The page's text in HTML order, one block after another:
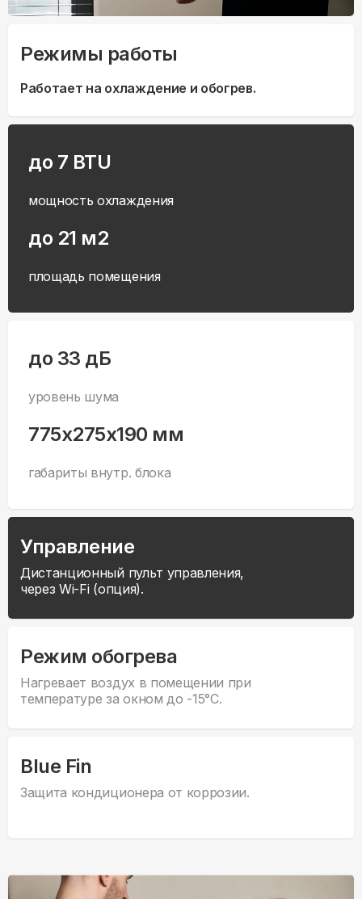
Режимы работы
Работает на охлаждение и обогрев.
до 7 BTU
мощность охлаждения
до 21 м2
площадь помещения
до 33 дБ
уровень шума
775x275x190 мм
габариты внутр. блока
Управление
Дистанционный пульт управления,
через Wi-Fi (опция).
Режим обогрева
Нагревает воздух в помещении при
температуре за окном до -15°С.
Blue Fin
Защита кондиционера от коррозии.